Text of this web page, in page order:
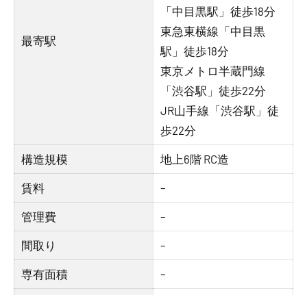
最寄駅
「中目黒駅」徒歩18分
東急東横線「中目黒
駅」徒歩18分
東京メトロ半蔵門線
「渋谷駅」徒歩22分
JR山手線「渋谷駅」徒
歩22分
構造規模 地上6階 RC造
賃料 –
管理費 –
間取り –
専有面積 –